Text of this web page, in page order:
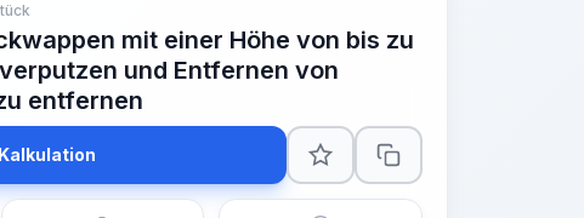
mit einer Höhe von bis zu
und Entfernen von
entfernen
Kalkulation